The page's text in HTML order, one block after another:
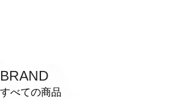
BRAND
すべての商品